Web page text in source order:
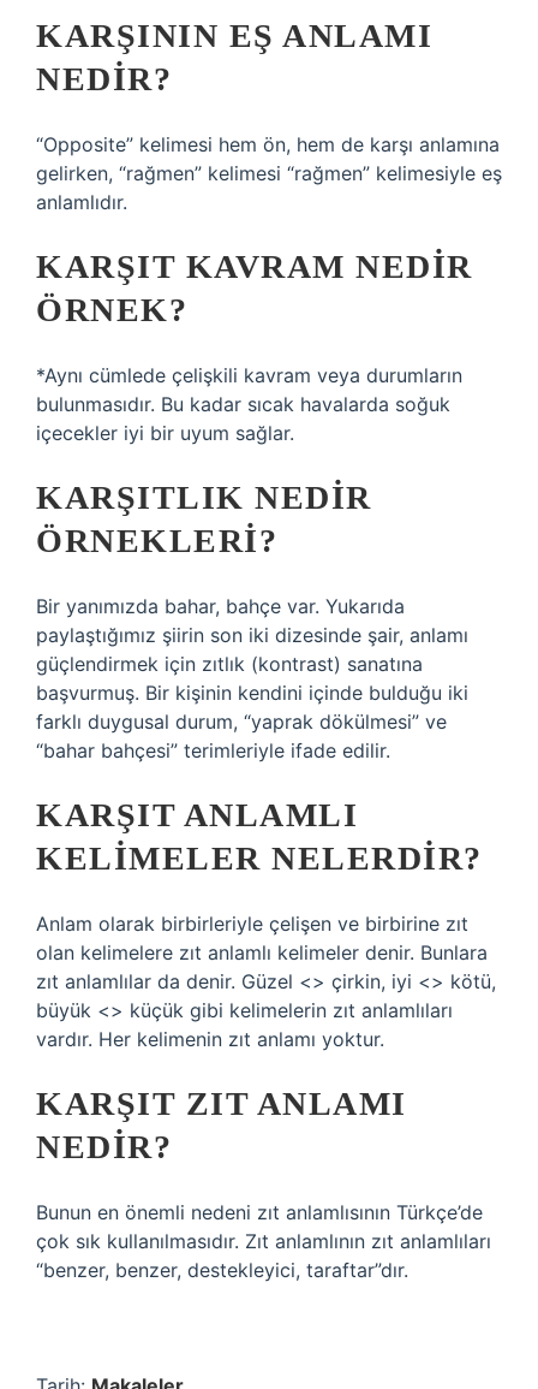
KARŞININ EŞ ANLAMI
NEDIR?
“Opposite” kelimesi hem ön, hem de karşı anlamına
gelirken, “rağmen” kelimesi “rağmen” kelimesiyle eş
anlamlıdır.
KARŞIT KAVRAM NEDIR
ÖRNEK?
*Aynı cümlede çelişkili kavram veya durumların
bulunmasıdır. Bu kadar sıcak havalarda soğuk
içecekler iyi bir uyum sağlar.
KARŞITLIK NEDIR
ÖRNEKLERI?
Bir yanımızda bahar, bahçe var. Yukarıda
paylaştığımız şiirin son iki dizesinde şair, anlamı
güçlendirmek için zıtlık (kontrast) sanatına
başvurmuş. Bir kişinin kendini içinde bulduğu iki
farklı duygusal durum, “yaprak dökülmesi” ve
“bahar bahçesi” terimleriyle ifade edilir.
KARŞIT ANLAMLI
KELIMELER NELERDIR?
Anlam olarak birbirleriyle çelişen ve birbirine zıt
olan kelimelere zıt anlamlı kelimeler denir. Bunlara
zıt anlamlılar da denir. Güzel <> çirkin, iyi <> kötü,
büyük <> küçük gibi kelimelerin zıt anlamlıları
vardır. Her kelimenin zıt anlamı yoktur.
KARŞIT ZIT ANLAMI
NEDIR?
Bunun en önemli nedeni zıt anlamlısının Türkçe’de
çok sık kullanılmasıdır. Zıt anlamlının zıt anlamlıları
“benzer, benzer, destekleyici, taraftar”dır.